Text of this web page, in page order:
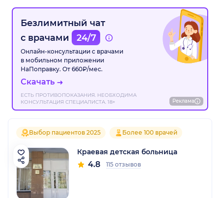
Безлимитный чат
с врачами
24/7
Онлайн-консультации с врачами
в мобильном приложении
НаПоправку. От 660₽/мес.
Скачать
ЕСТЬ ПРОТИВОПОКАЗАНИЯ. НЕОБХОДИМА
КОНСУЛЬТАЦИЯ СПЕЦИАЛИСТА. 18+
Реклама
Выбор пациентов 2025 Более 100 врачей
Краевая детская больница
4.8 115 отзывов